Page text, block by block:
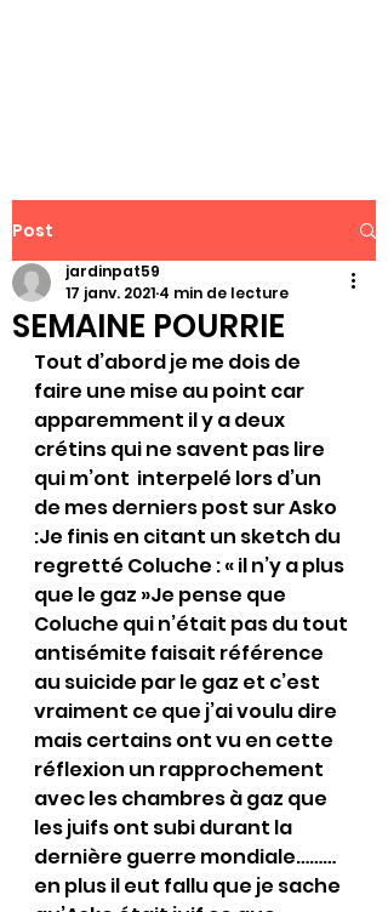
Post
SEMAINE POURRIE
jardinpat59
17 janv. 2021 4 min de lecture
Tout d’abord je me dois de
faire une mise au point car
apparemment il y a deux
crétins qui ne savent pas lire
qui m’ont  interpelé lors d’un
de mes derniers post sur Asko
:Je finis en citant un sketch du
regretté Coluche : « il n’y a plus
que le gaz »Je pense que
Coluche qui n’était pas du tout
antisémite faisait référence
au suicide par le gaz et c’est
vraiment ce que j’ai voulu dire
mais certains ont vu en cette
réflexion un rapprochement
avec les chambres à gaz que
les juifs ont subi durant la
dernière guerre mondiale………
en plus il eut fallu que je sache